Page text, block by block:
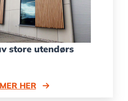
store utendørs
HER